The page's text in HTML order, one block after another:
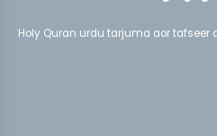
Holy Quran urdu tarjuma aor tafseer